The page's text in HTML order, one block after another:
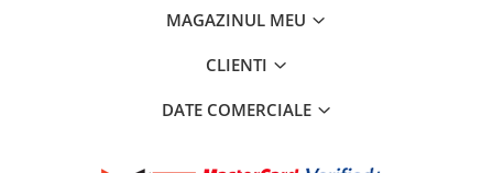
MAGAZINUL MEU
CLIENTI
DATE COMERCIALE